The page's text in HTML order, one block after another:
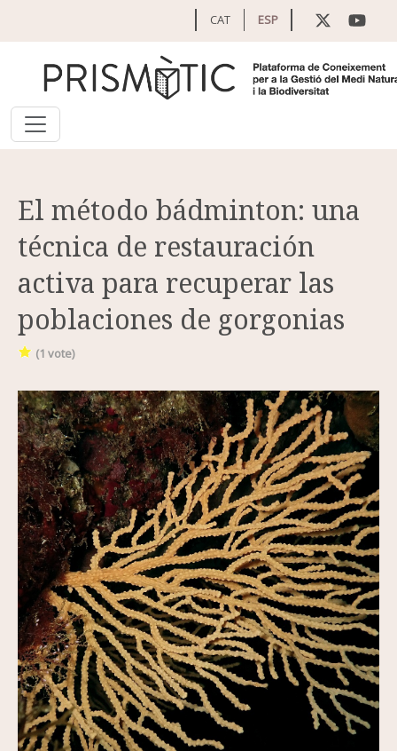
CAT ESP
El método bádminton: una
técnica de restauración
activa para recuperar las
poblaciones de gorgonias
(1 vote)